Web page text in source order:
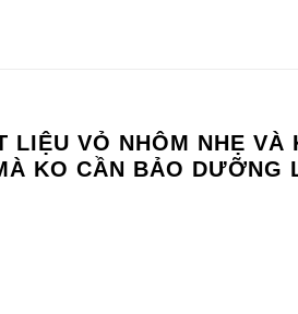
VỎ NHÔM NHẸ VÀ
KO CẦN BẢO DƯỠNG